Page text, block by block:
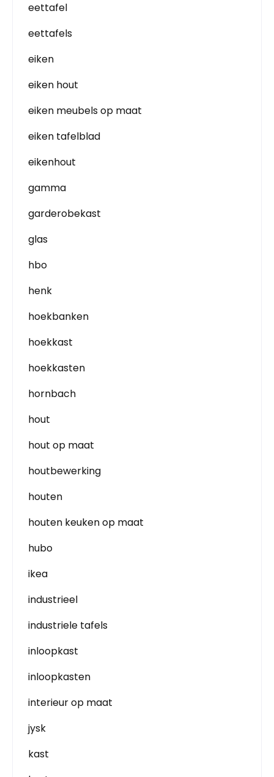
eettafel
eettafels
eiken
eiken hout
eiken meubels op maat
eiken tafelblad
eikenhout
gamma
garderobekast
glas
hbo
henk
hoekbanken
hoekkast
hoekkasten
hornbach
hout
hout op maat
houtbewerking
houten
houten keuken op maat
hubo
ikea
industrieel
industriele tafels
inloopkast
inloopkasten
interieur op maat
jysk
kast